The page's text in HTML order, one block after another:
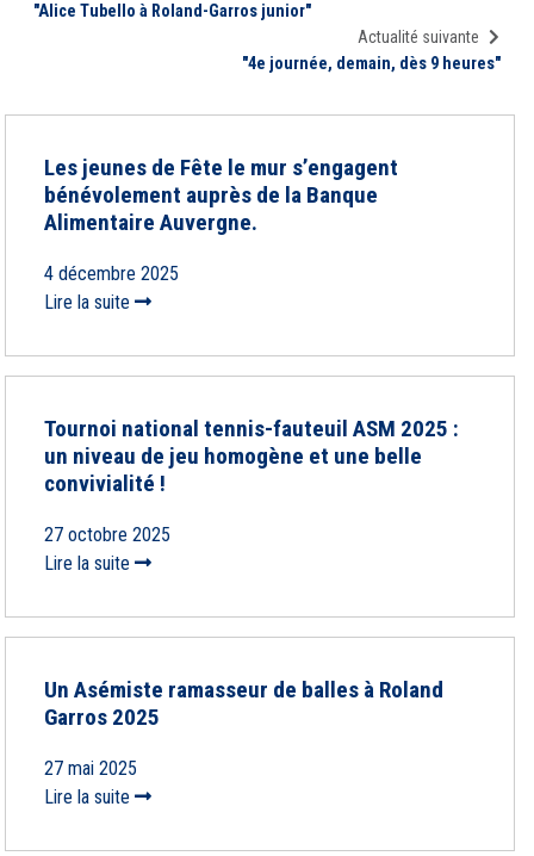
"Alice Tubello à Roland-Garros junior"
Actualité suivante
"4e journée, demain, dès 9 heures"
Les jeunes de Fête le mur s’engagent
bénévolement auprès de la Banque
Alimentaire Auvergne.
4 décembre 2025
Lire la suite
Tournoi national tennis-fauteuil ASM 2025 :
un niveau de jeu homogène et une belle
convivialité !
27 octobre 2025
Lire la suite
Un Asémiste ramasseur de balles à Roland
Garros 2025
27 mai 2025
Lire la suite